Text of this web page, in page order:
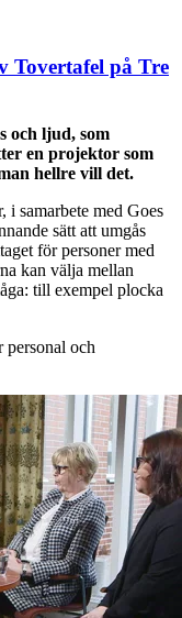
Tovertafel på Tre
och ljud, som
en projektor som
hellre vill det.
i samarbete med Goes
sätt att umgås
för personer med
kan välja mellan
till exempel plocka
och